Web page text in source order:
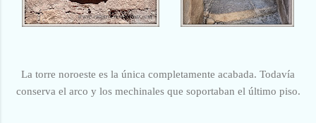
La torre noroeste es la única completamente acabada. Todavía
conserva el arco y los mechinales que soportaban el último piso.